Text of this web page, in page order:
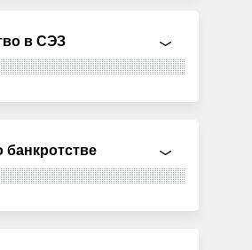
в СЭЗ
банкротстве